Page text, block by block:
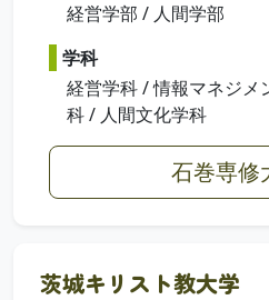
経営学部 / 人間学部
学科
経営学科 / 情報マネジメ
科 / 人間文化学科
石巻専修
茨城キリスト教大学